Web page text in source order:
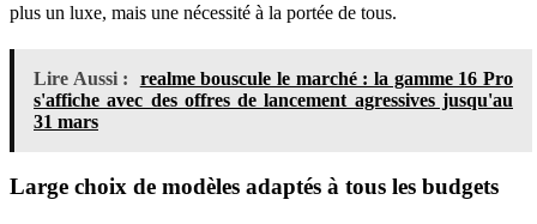
plus un luxe, mais une nécessité à la portée de tous.
Lire Aussi :
realme bouscule le marché : la gamme 16 Pro
s'affiche avec des offres de lancement agressives jusqu'au
31 mars
Large choix de modèles adaptés à tous les budgets